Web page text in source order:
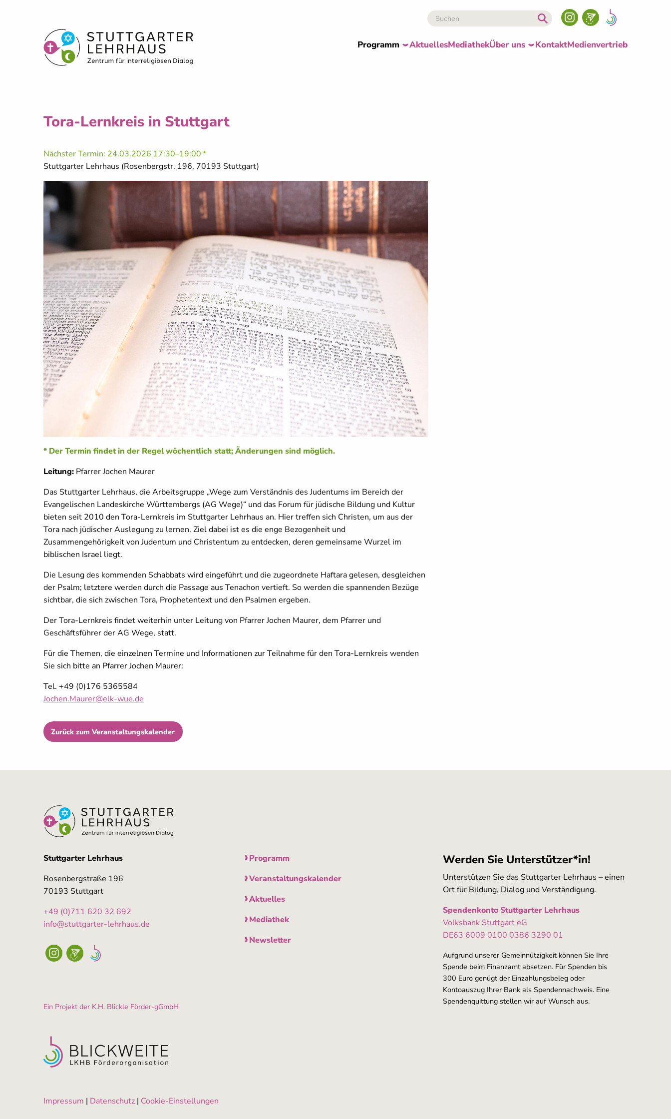
Programm AktuellesMediathekÜber uns KontaktMedienvertrieb
Tora-Lernkreis in Stuttgart
Nächster Termin: 24.03.2026 17:30–19:00
Stuttgarter Lehrhaus (Rosenbergstr. 196, 70193 Stuttgart)
* Der Termin findet in der Regel wöchentlich statt; Änderungen sind möglich.
Leitung: Pfarrer Jochen Maurer
Das Stuttgarter Lehrhaus, die Arbeitsgruppe „Wege zum Verständnis des Judentums im Bereich der
Evangelischen Landeskirche Württembergs (AG Wege)“ und das Forum für jüdische Bildung und Kultur
bieten seit 2010 den Tora-Lernkreis im Stuttgarter Lehrhaus an. Hier treffen sich Christen, um aus der
Tora nach jüdischer Auslegung zu lernen. Ziel dabei ist es die enge Bezogenheit und
Zusammengehörigkeit von Judentum und Christentum zu entdecken, deren gemeinsame Wurzel im
biblischen Israel liegt.
Die Lesung des kommenden Schabbats wird eingeführt und die zugeordnete Haftara gelesen, desgleichen
der Psalm; letztere werden durch die Passage aus Tenachon vertieft. So werden die spannenden Bezüge
sichtbar, die sich zwischen Tora, Prophetentext und den Psalmen ergeben.
Der Tora-Lernkreis findet weiterhin unter Leitung von Pfarrer Jochen Maurer, dem Pfarrer und
Geschäftsführer der AG Wege, statt.
Für die Themen, die einzelnen Termine und Informationen zur Teilnahme für den Tora-Lernkreis wenden
Sie sich bitte an Pfarrer Jochen Maurer:
Tel. +49 (0)176 5365584
Jochen.Maurer@elk-wue.de
Zurück zum Veranstaltungskalender
Stuttgarter Lehrhaus
Rosenbergstraße 196
70193 Stuttgart
+49 (0)711 620 32 692
info@stuttgarter-lehrhaus.de
Ein Projekt der K.H. Blickle Förder-gGmbH
Programm
Veranstaltungskalender
Aktuelles
Mediathek
Newsletter
Werden Sie Unterstützer*in!
Unterstützen Sie das Stuttgarter Lehrhaus – einen
Ort für Bildung, Dialog und Verständigung.
Spendenkonto Stuttgarter Lehrhaus
Volksbank Stuttgart eG
DE63 6009 0100 0386 3290 01
Aufgrund unserer Gemeinnützigkeit können Sie Ihre
Spende beim Finanzamt absetzen. Für Spenden bis
300 Euro genügt der Einzahlungsbeleg oder
Kontoauszug Ihrer Bank als Spendennachweis. Eine
Spendenquittung stellen wir auf Wunsch aus.
Impressum | Datenschutz | Cookie-Einstellungen